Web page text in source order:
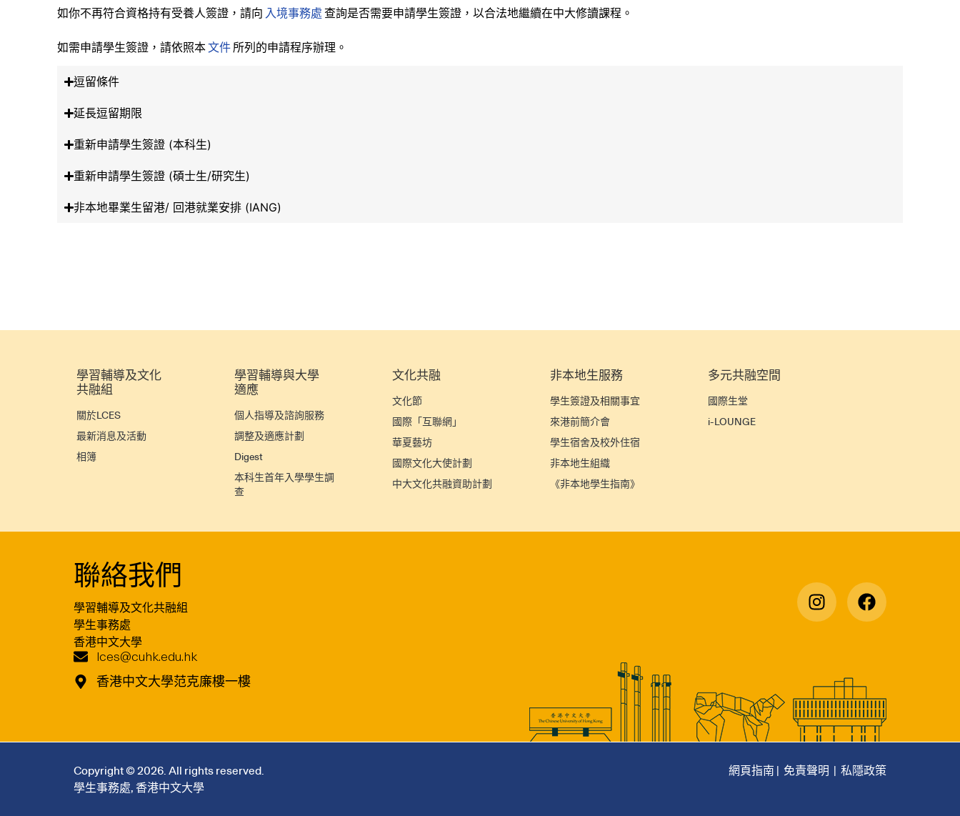
如你不再符合資格持有受養人簽證，請向 入境事務處 查詢是否需要申請學生簽證，以合法地繼續在中大修讀課程。
如需申請學生簽證，請依照本文件 所列的申請程序辦理。
逗留條件
延長逗留期限
重新申請學生簽證 (本科生)
重新申請學生簽證 (碩士生/研究生)
非本地畢業生留港/ 回港就業安排 (IANG)
學習輔導及文化
共融組
關於LCES
最新消息及活動
相簿
學習輔導與大學
適應
個人指導及諮詢服務
調整及適應計劃
Digest
本科生首年入學學生調
查
文化共融
文化節
國際「互聯網」
華夏藝坊
國際文化大使計劃
中大文化共融資助計劃
非本地生服務
學生簽證及相關事宜
來港前簡介會
學生宿舍及校外住宿
非本地生組織
《非本地學生指南》
多元共融空間
國際生堂
i-LOUNGE
聯絡我們
學習輔導及文化共融組
學生事務處
香港中文大學
lces@cuhk.edu.hk
香港中文大學范克廉樓一樓
Copyright © 2026. All rights reserved.
學生事務處,香港中文大學
網頁指南 | 免責聲明 | 私隱政策